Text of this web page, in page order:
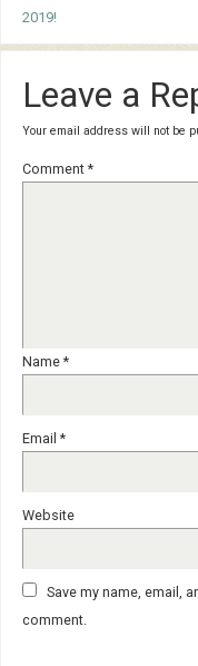
2019!
Leave a
Your email address will not be
Comment *
Name *
Email *
Website
Save my name, email,
comment.